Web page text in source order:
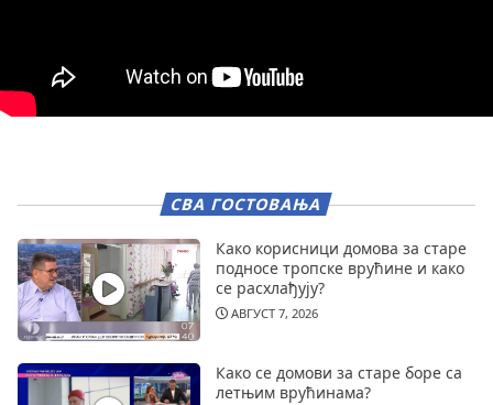
СВА ГОСТОВАЊА
Како корисници домова за старе
подносе тропске врућине и како
се расхлађују?
АВГУСТ 7, 2026
Како се домови за старе боре са
летњим врућинама?